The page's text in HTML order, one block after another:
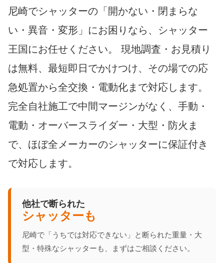
尼崎でシャッターの「開かない・閉まらな
い・異音・変形」にお困りなら、シャッター
王国にお任せください。 現地調査・お見積り
は無料、最短即日でかけつけ、その場での応
急処置から全交換・電動化まで対応します。
完全自社施工で中間マージンがなく、手動・
電動・オーバースライダー・大型・防火ま
で、ほぼ全メーカーのシャッターに保証付き
で対応します。
他社で断られた
シャッターも
尼崎で「うちでは対応できない」と断られた重量・大
型・特殊なシャッターも、まずはご相談ください。